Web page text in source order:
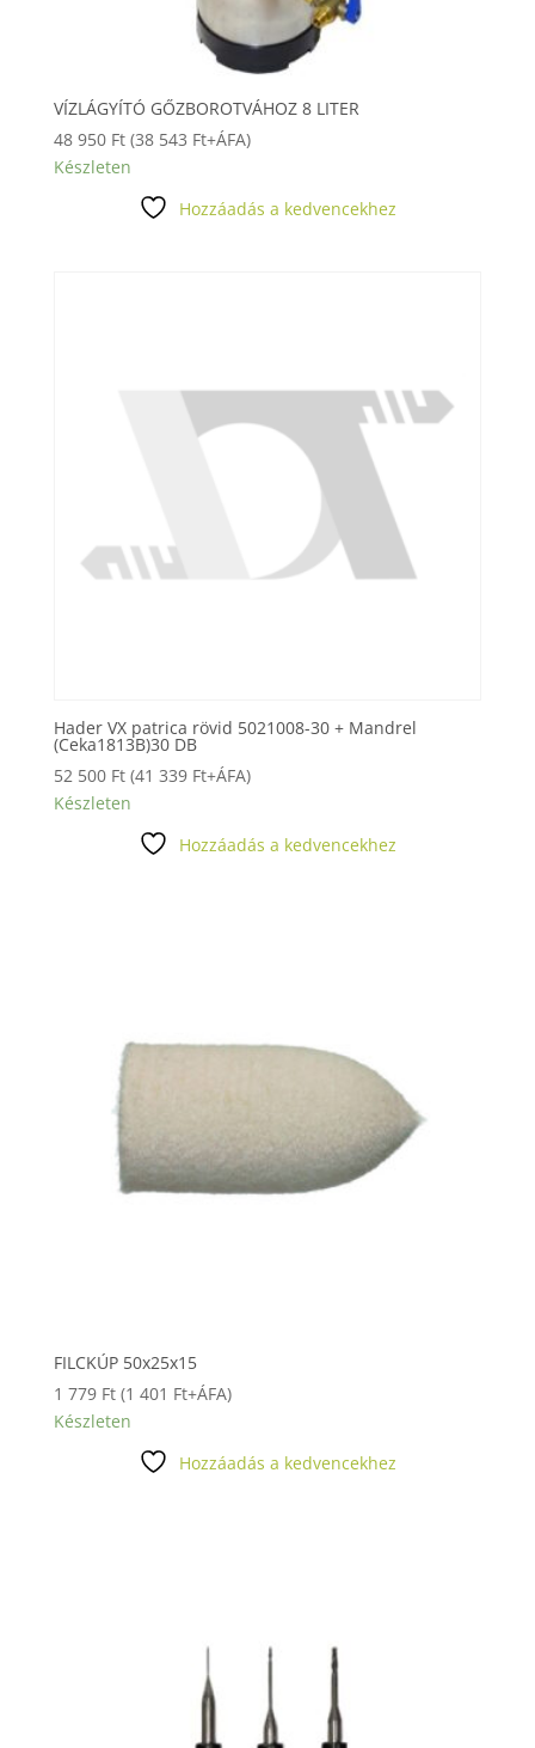
VÍZLÁGYÍTÓ GŐZBOROTVÁHOZ 8 LITER
48 950 Ft (38 543 Ft+ÁFA)
Készleten
Hozzáadás a kedvencekhez
Hader VX patrica rövid 5021008-30 + Mandrel
(Ceka1813B)30 DB
52 500 Ft (41 339 Ft+ÁFA)
Készleten
Hozzáadás a kedvencekhez
FILCKÚP 50x25x15
1 779 Ft (1 401 Ft+ÁFA)
Készleten
Hozzáadás a kedvencekhez